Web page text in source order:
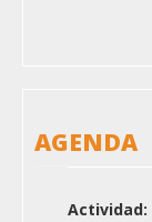
AGENDA
Actividad: